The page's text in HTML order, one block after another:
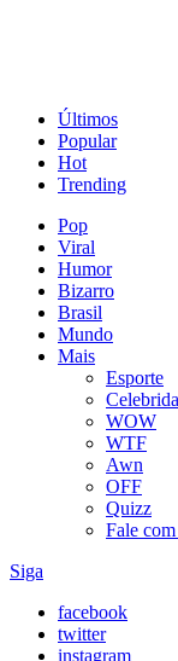
Últimos
Popular
Hot
Trending
Pop
Viral
Humor
Bizarro
Brasil
Mundo
Mais
Esporte
WOW
WTF
Awn
OFF
Quizz
Fale
Siga
facebook
twitter
instagram